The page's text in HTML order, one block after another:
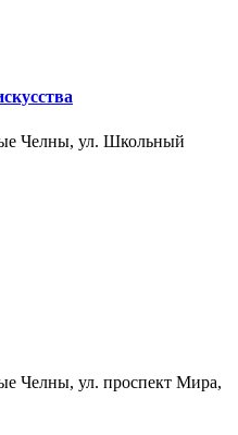
Челны, ул. Школьный
Челны, ул. проспект Мира,